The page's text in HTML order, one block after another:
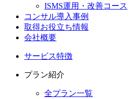
ISMS運用・改善コース
コンサル導入事例
取得お役立ち情報
会社概要
サービス特徴
プラン紹介
全プラン一覧